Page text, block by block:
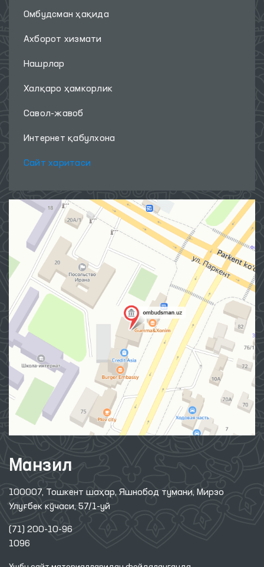
Омбудсман ҳақида
Ахборот хизмати
Нашрлар
Халқаро ҳамкорлик
Савол-жавоб
Интернет қабулхона
Сайт харитаси
Манзил
100007, Тошкент шаҳар, Яшнобод тумани, Мирзо
Улуғбек кўчаси, 57/1-уй
(71) 200-10-96
1096